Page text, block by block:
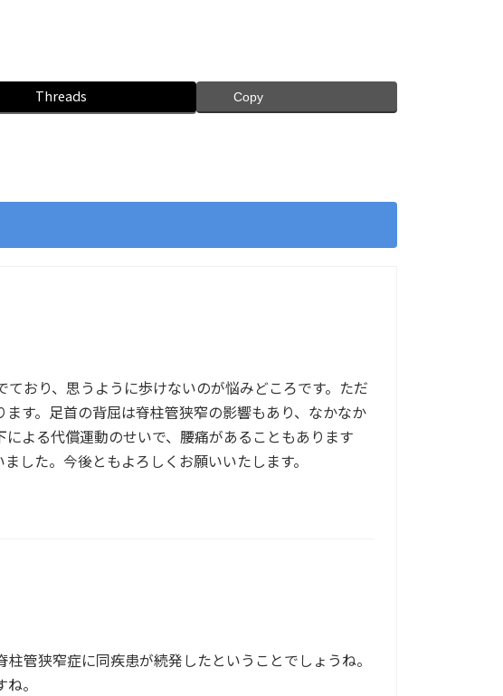
Threads Copy
おり、思うように歩けないのが悩みどころです。ただ
す。足首の背屈は脊柱管狭窄の影響もあり、なかなか
よる代償運動のせいで、腰痛があることもあります
した。今後ともよろしくお願いいたします。
管狭窄症に同疾患が続発したということでしょうね。
。